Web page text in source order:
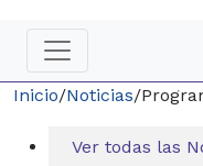
Inicio/Noticias/
Ver todas las